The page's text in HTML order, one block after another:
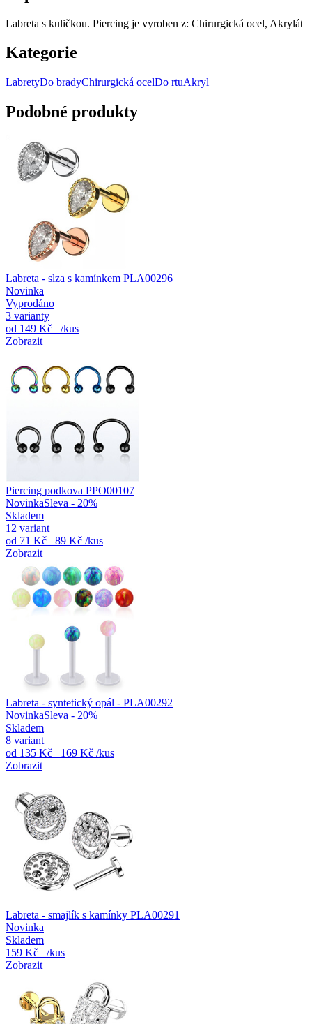
Labreta s kuličkou. Piercing je vyroben z: Chirurgická ocel, Akrylát
Kategorie
LabretyDo bradyChirurgická ocelDo rtuAkryl
Podobné produkty
Labreta - slza s kamínkem PLA00296
Novinka
Vyprodáno
3 varianty
od 149 Kč
/kus
Zobrazit
Piercing podkova PPO00107
NovinkaSleva - 20%
Skladem
12 variant
od 71 Kč 89 Kč /kus
Zobrazit
Labreta - syntetický opál - PLA00292
NovinkaSleva - 20%
Skladem
8 variant
od 135 Kč 169 Kč /kus
Zobrazit
Labreta - smajlík s kamínky PLA00291
Novinka
Skladem
159 Kč
/kus
Zobrazit